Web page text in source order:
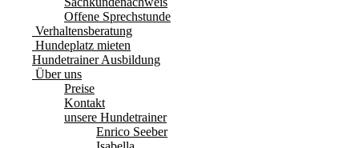
Offene Sprechstunde
Verhaltensberatung
Hundeplatz mieten
Hundetrainer Ausbildung
Über uns
Preise
Kontakt
unsere Hundetrainer
Enrico Seeber